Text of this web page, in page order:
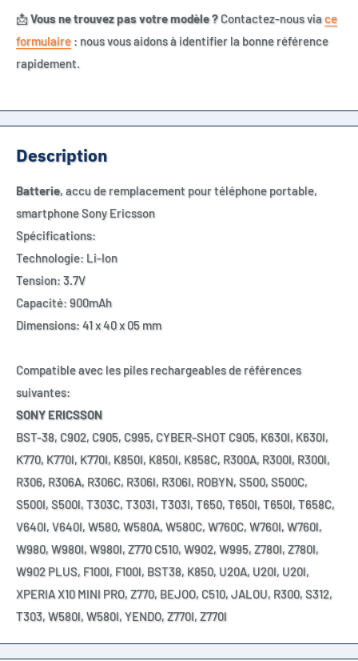
📩Vous ne trouvez pas votre modèle ?Contactez-nous viace
formulaire : nous vous aidons à identifier la bonne référence
rapidement.
Description
Batterie, accu de remplacement pour téléphone portable,
smartphone Sony Ericsson
Spécifications:
Technologie: Li-Ion
Tension: 3.7V
Capacité: 900mAh
Dimensions: 41 x 40 x 05 mm
Compatible avec les piles rechargeables de références
suivantes:
SONY ERICSSON
BST-38, C902, C905, C995, CYBER-SHOT C905, K630l, K630I,
K770, K770l, K770I, K850I, K850l, K858C, R300A, R300I, R300l,
R306, R306A, R306C, R306l, R306I, ROBYN, S500, S500C,
S500I, S500l, T303C, T303l, T303I, T650, T650I, T650l, T658C,
V640l, V640I, W580, W580A, W580C, W760C, W760I, W760l,
W980, W980I, W980l, Z770 C510, W902, W995, Z780I, Z780I,
W902 PLUS, F100I, F100l, BST38, K850, U20A, U20I, U20l,
XPERIA X10 MINI PRO, Z770, BEJOO, C510, JALOU, R300, S312,
T303, W580l, W580I, YENDO, Z770I, Z770l